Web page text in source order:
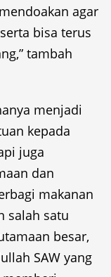
agar
bisa terus
tambah
menjadi
kepada
juga
dan
makanan
salah satu
besar,
SAW yang